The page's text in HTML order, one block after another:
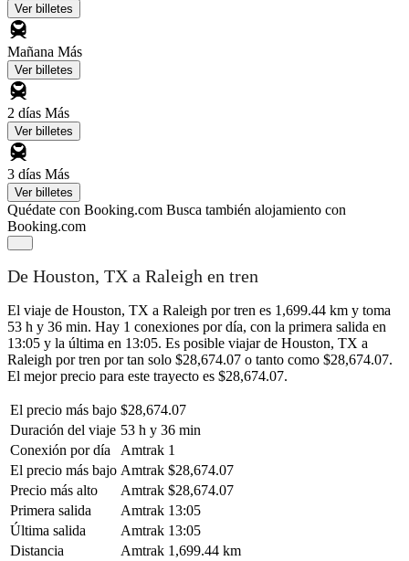
Ver billetes
Mañana Más
Ver billetes
2 días Más
Ver billetes
3 días Más
Ver billetes
Quédate con Booking.com Busca también alojamiento con
Booking.com
De Houston, TX a Raleigh en tren
El viaje de Houston, TX a Raleigh por tren es 1,699.44 km y toma
53 h y 36 min. Hay 1 conexiones por día, con la primera salida en
13:05 y la última en 13:05. Es posible viajar de Houston, TX a
Raleigh por tren por tan solo $28,674.07 o tanto como $28,674.07.
El mejor precio para este trayecto es $28,674.07.
El precio más bajo $28,674.07
Duración del viaje 53 h y 36 min
Conexión por día
Amtrak 1
El precio más bajo Amtrak $28,674.07
Precio más alto
Amtrak $28,674.07
Primera salida
Amtrak 13:05
Última salida
Amtrak 13:05
Distancia
Amtrak 1,699.44 km